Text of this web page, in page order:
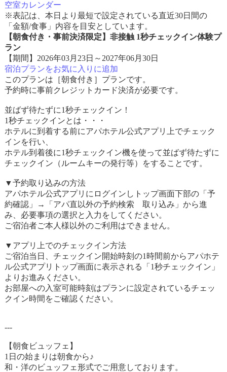
空室カレンダー
※表記は、本日より最短で設定されている直近30日間の
「金額/食事」内容を目安としています。
【朝食付き・事前決済限定】非接触 1秒チェックイン体験プ
ラン
【期間】2026年03月23日～2027年06月30日
宿泊プランをお気に入りに追加
このプランは［朝食付き］プランです。
予約時に事前クレジットカード決済が必要です。
並ばず待たずに1秒チェックイン！
1秒チェックインとは・・・
ホテルに到着する前にアパホテル公式アプリ上でチェック
インを行い、
ホテル到着後に1秒チェックイン機を使って並ばず待たずに
チェックイン（ルームキーの発行等）をすることです。
▼予約取り込みの方法
アパホテル公式アプリにログインしトップ画面下部の「予
約確認」→「アパ直以外の予約検索 取り込み」から進
み、必要事項の選択と入力をしてください。
ご宿泊者ご本人様以外のご利用はできません。
▼アプリ上でのチェックイン方法
ご宿泊当日、チェックイン開始時刻の1時間前からアパホテ
ル公式アプリトップ画面に表示される「1秒チェックイン」
よりお進みください。
お部屋への入室可能時刻はプランに設定されているチェッ
クイン時間をご確認ください。
---
【朝食ビュッフェ】
1日の始まりは朝食から♪
和・洋のビュッフェ形式でご用意しております。